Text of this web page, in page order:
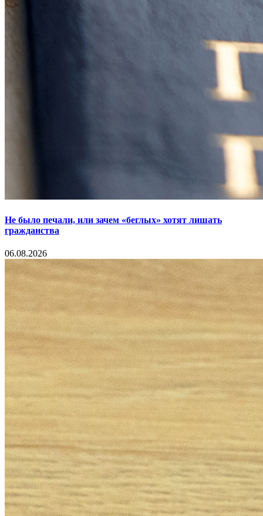
Не было печали, или зачем «беглых» хотят лишать
гражданства
06.08.2026